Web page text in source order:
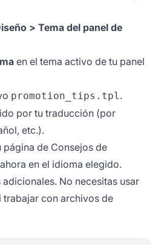
> Tema del panel de
en el tema activo de tu panel
promotion_tips.tpl .
por tu traducción (por
etc.).
de Consejos de
en el idioma elegido.
No necesitas usar
trabajar con archivos de